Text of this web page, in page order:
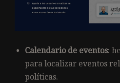
Calendario de eventos:
para localizar eventos
políticas.